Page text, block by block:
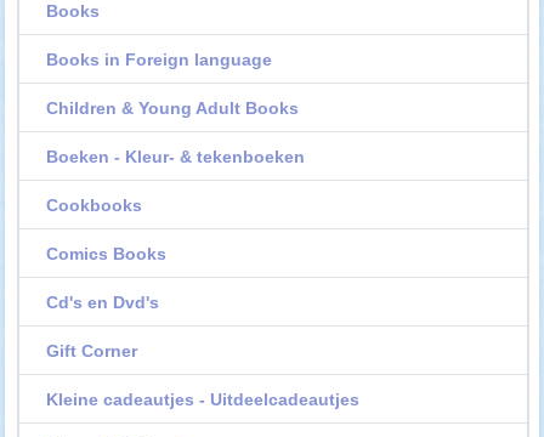
Books
Books in Foreign language
Children & Young Adult Books
Boeken - Kleur- & tekenboeken
Cookbooks
Comics Books
Cd's en Dvd's
Gift Corner
Kleine cadeautjes - Uitdeelcadeautjes